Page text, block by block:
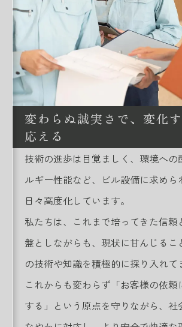
変わらぬ誠実さで、変化
応える
技術の進歩は目覚ましく、環境への
ルギー性能など、ビル設備に求めら
日々高度化しています。
私たちは、これまで培ってきた信頼
盤としながらも、現状に甘んじるこ
の技術や知識を積極的に採り入れて
これからも変わらず「お客様の依頼
する」という原点を守りながら、社